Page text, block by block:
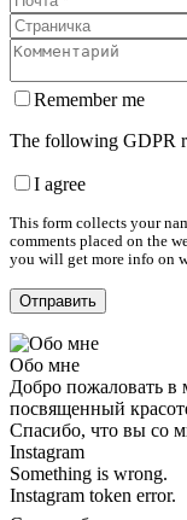
Remember me
The following GDPR
I agree
This form collects your
comments placed on the
you will get more info on
Обо мне
Добро пожаловать в
посвященный
Спасибо, что вы со
Instagram
Something is wrong.
Instagram token error.